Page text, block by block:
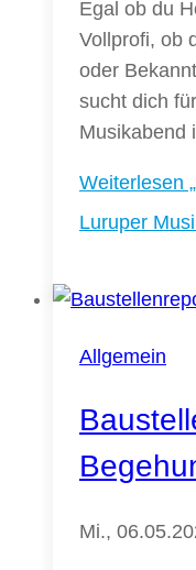
Egal ob du
Vollprofi, ob
oder
sucht dich
Musikabend
Weiterlesen
Luruper
Allgemein
Mi.,